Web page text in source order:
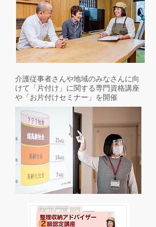
介護従事者さんや地域のみなさんに向
けて「片付け」に関する専門資格講座
や「お片付けセミナー」を開催